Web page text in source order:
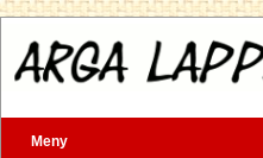
Meny